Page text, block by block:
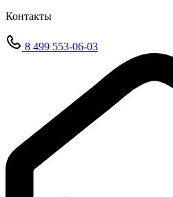
Контакты
8 499 553-06-03